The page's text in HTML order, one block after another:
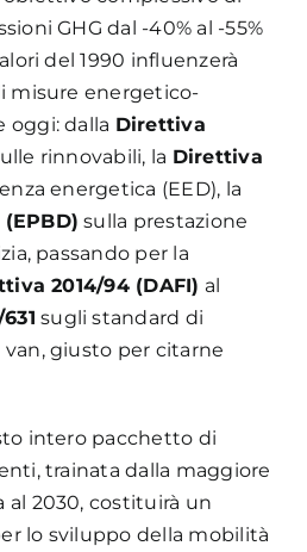
GHG dal -40% al -55%
del 1990 influenzerà
energetico-
oggi: dalla Direttiva
rinnovabili, la Direttiva
energetica (EED), la
sulla prestazione
passando per la
2014/94 (DAFI) al
sugli standard di
giusto per citarne
intero pacchetto di
trainata dalla maggiore
2030, costituirà un
lo sviluppo della mobilità